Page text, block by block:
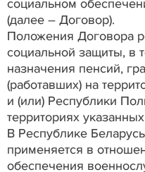
социальном
(далее – Договор).
Положения Договора
социальной защиты, в
назначения пенсий,
(работавших) на
и (или) Республики
территориях
В Республике
применяется в
обеспечения